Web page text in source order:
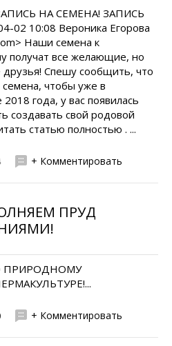
НА СЕМЕНА! ЗАПИСЬ
02 10:08 Вероника Егорова
Наши семена к
получат все желающие, но
друзья! Спешу сообщить, что
семена, чтобы уже в
года, у вас появилась
создавать свой родовой
статью полностью . ...
+ Комментировать
ПРУД
ПРИРОДНОМУ
+ Комментировать